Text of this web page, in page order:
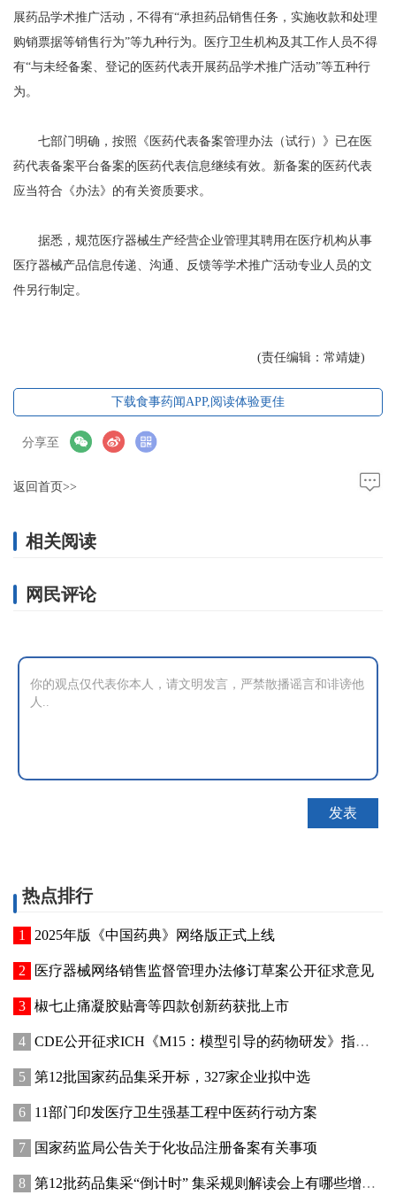
展药品学术推广活动，不得有“承担药品销售任务，实施收款和处理
购销票据等销售行为”等九种行为。医疗卫生机构及其工作人员不得
有“与未经备案、登记的医药代表开展药品学术推广活动”等五种行
为。
七部门明确，按照《医药代表备案管理办法（试行）》已在医
药代表备案平台备案的医药代表信息继续有效。新备案的医药代表
应当符合《办法》的有关资质要求。
据悉，规范医疗器械生产经营企业管理其聘用在医疗机构从事
医疗器械产品信息传递、沟通、反馈等学术推广活动专业人员的文
件另行制定。
(责任编辑：常靖婕)
下载食事药闻APP,阅读体验更佳
分享至
返回首页>>
相关阅读
网民评论
热点排行
2025年版《中国药典》网络版正式上线
医疗器械网络销售监督管理办法修订草案公开征求意见
椒七止痛凝胶贴膏等四款创新药获批上市
CDE公开征求ICH《M15：模型引导的药物研发》指导原则实施建议和中文翻译稿意见
第12批国家药品集采开标，327家企业拟中选
11部门印发医疗卫生强基工程中医药行动方案
国家药监局公告关于化妆品注册备案有关事项
第12批药品集采“倒计时” 集采规则解读会上有哪些增量信息？